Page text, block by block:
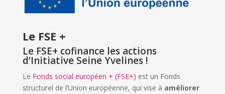
Le FSE +
Le FSE+ cofinance les actions
d’Initiative Seine Yvelines !
Le Fonds social européen + (FSE+) est un Fonds
structurel de l’Union européenne, qui vise à améliorer